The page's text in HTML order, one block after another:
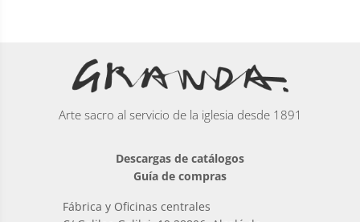
Arte sacro al servicio de la iglesia desde 1891
Descargas de catálogos
Guía de compras
Fábrica y Oficinas centrales